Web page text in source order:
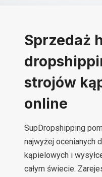
Sprzedaż
strojów
online
SupDropshipping
najwyżej ocenianych
kąpielowych i
całym świecie.